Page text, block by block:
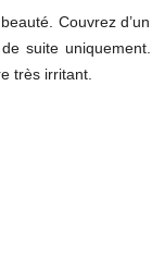
Couvrez d’un
suite uniquement.
très irritant.